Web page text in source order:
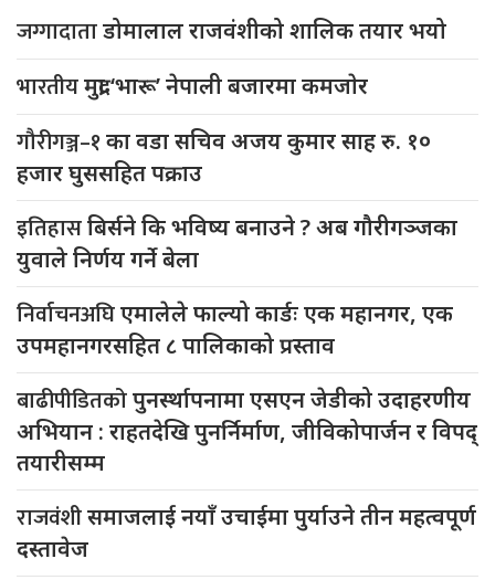
जग्गादाताडोमालाल राजवंशीको शालिक तयार भयो
भारतीयमुद्रा ‘भारू’ नेपाली बजारमा कमजाेर
गौरीगञ्ज–१का वडा सचिव अजय कुमार साह रु. १०
हजार घुससहित पक्राउ
इतिहासबिर्सने कि भविष्य बनाउने ? अब गौरीगञ्जका
युवाले निर्णय गर्ने बेला
निर्वाचनअघिएमालेले फाल्यो कार्डः एक महानगर, एक
उपमहानगरसहित ८ पालिकाको प्रस्ताव
बाढीपीडितकोपुनर्स्थापनामा एसएन जेडीको उदाहरणीय
अभियान : राहतदेखि पुनर्निर्माण, जीविकोपार्जन र विपद्
तयारीसम्म
राजवंशीसमाजलाई नयाँ उचाईमा पुर्याउने तीन महत्वपूर्ण
दस्तावेज